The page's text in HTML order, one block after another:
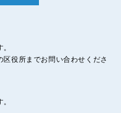
役所までお問い合わせくださ